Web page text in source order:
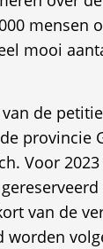
mensen
mooi
de
provincie
Voor
van de
worden